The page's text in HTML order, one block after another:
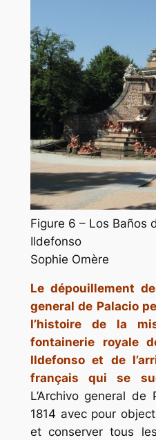
Figure 6 – Los Baños
Ildefonso
Sophie Omère
Le dépouillement
general de Palacio
l’histoire de la
fontainerie royale
Ildefonso et de
français qui se
L’Archivo general
1814 avec pour
et conserver tous